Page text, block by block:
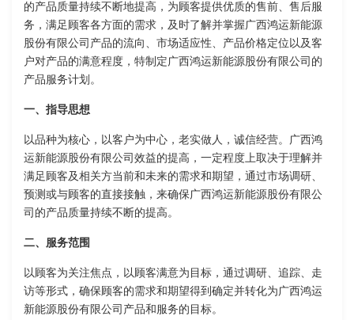
的产品质量持续不断地提高，为顾客提供优质的售前、售后服
务，满足顾客各方面的需求，及时了解并掌握广西鸿运新能源
股份有限公司产品的流向、市场适应性、产品价格定位以及客
户对产品的满意程度，特制定广西鸿运新能源股份有限公司的
产品服务计划。
一、指导思想
以品种为核心，以客户为中心，老实做人，诚信经营。广西鸿
运新能源股份有限公司效益的提高，一定程度上取决于理解并
满足顾客及相关方当前和未来的需求和期望，通过市场调研、
预测或与顾客的直接接触，来确保广西鸿运新能源股份有限公
司的产品质量持续不断的提高。
二、服务范围
以顾客为关注焦点，以顾客满意为目标，通过调研、追踪、走
访等形式，确保顾客的需求和期望得到确定并转化为广西鸿运
新能源股份有限公司产品和服务的目标。